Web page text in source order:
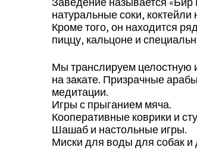
натуральные соки,
Кроме того, он находится
пиццу, кальцоне и
Мы транслируем целостную
на закате. Призрачные
медитации.
Игры с прыганием мяча.
Кооперативные коврики и
Шашаб и настольные игры.
Миски для воды для собак и